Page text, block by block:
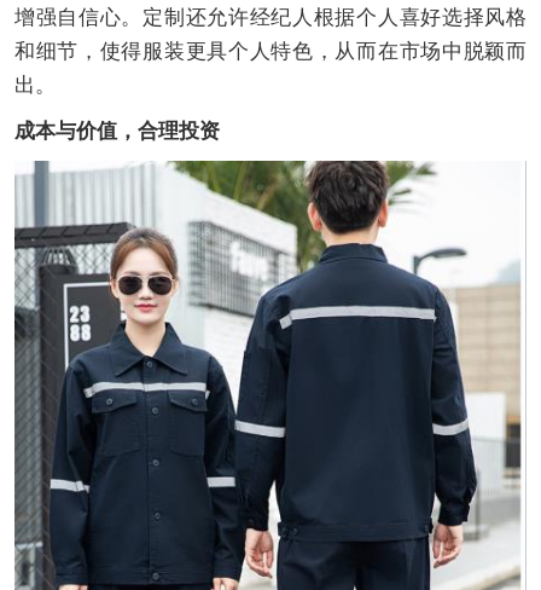
增强自信心。定制还允许经纪人根据个人喜好选择风格
和细节，使得服装更具个人特色，从而在市场中脱颖而
出。
成本与价值，合理投资